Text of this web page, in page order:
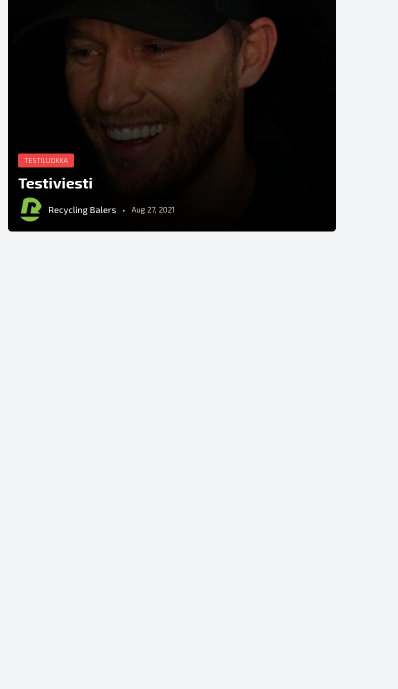
TESTILUOKKA
Testiviesti
Recycling Balers • Aug 27, 2021